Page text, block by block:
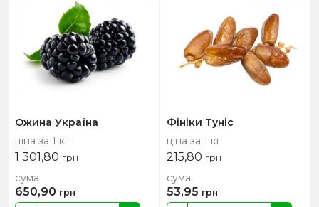
Ожина Україна
ціна за 1 кг
1 301,80 грн
сума
650,90 грн
Фініки Туніс
ціна за 1 кг
215,80 грн
сума
53,95 грн